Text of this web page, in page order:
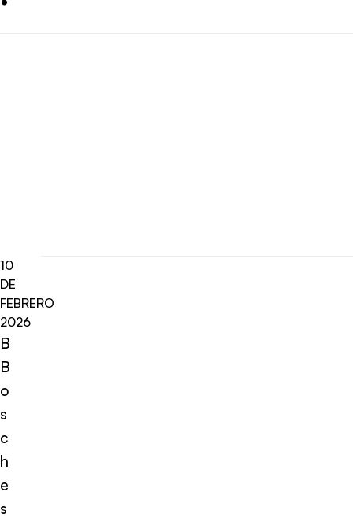
10
DE
FEBRERO
2026
B
B
o
s
c
h
e
s